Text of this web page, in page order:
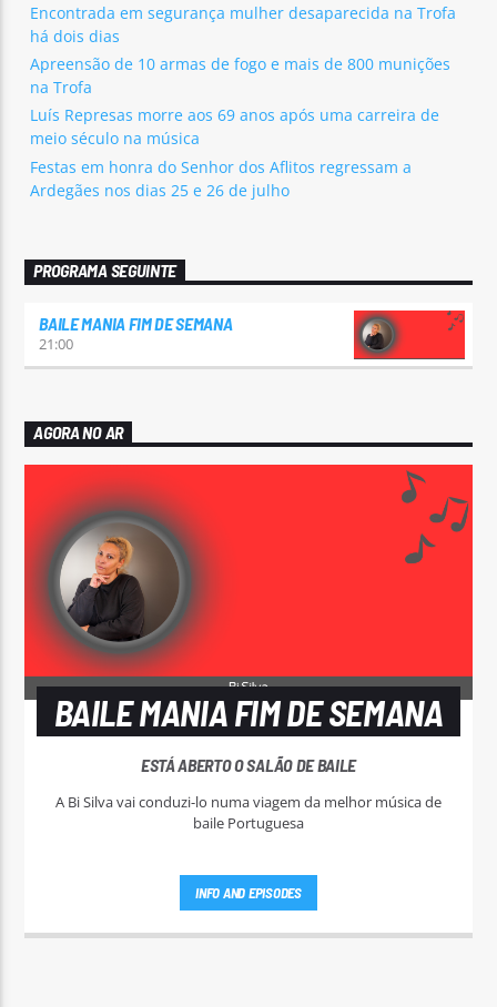
Encontrada em segurança mulher desaparecida na Trofa
há dois dias
Apreensão de 10 armas de fogo e mais de 800 munições
na Trofa
Luís Represas morre aos 69 anos após uma carreira de
meio século na música
Festas em honra do Senhor dos Aflitos regressam a
Ardegães nos dias 25 e 26 de julho
PROGRAMA SEGUINTE
BAILE MANIA FIM DE SEMANA
21:00
AGORA NO AR
BAILE MANIA FIM DE SEMANA
ESTÁ ABERTO O SALÃO DE BAILE
A Bi Silva vai conduzi-lo numa viagem da melhor música de
baile Portuguesa
INFO AND EPISODES